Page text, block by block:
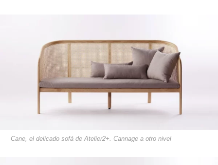
Cane, el delicado sofá de Atelier2+. Cannage a otro nivel